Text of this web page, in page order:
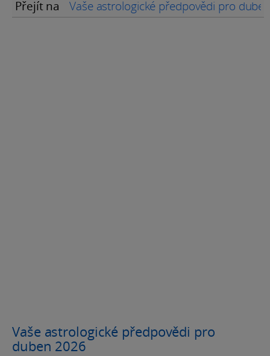
Přejít na Vaše astrologické předpovědi pro
Vaše astrologické předpovědi pro
duben 2026